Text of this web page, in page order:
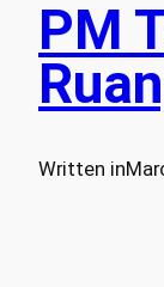
PM
Written in